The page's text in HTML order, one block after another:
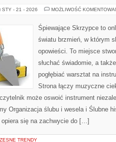
STY - 21 - 2026 MOŻLIWOŚĆ
Śpiewające Skrzypce to
światu brzmień, w którym
opowieści. To miejsce
słuchać świadomie, a
pogłębiać warsztat na
Strona łączy muzyczne
może oswoić instrument
Organizacja ślubu i wesela i Ślubne
się na zachwycie do […]
TRENDY